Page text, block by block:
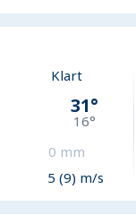
Klart
31°
16°
0 mm
5 (9) m/s